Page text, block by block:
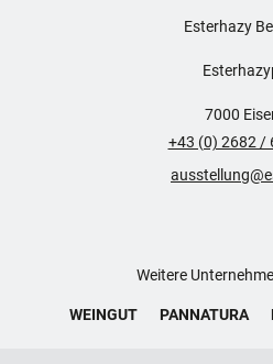
Esterhazy
7000
+43 (0) 2682 /
Weitere
WEINGUT PANNATURA